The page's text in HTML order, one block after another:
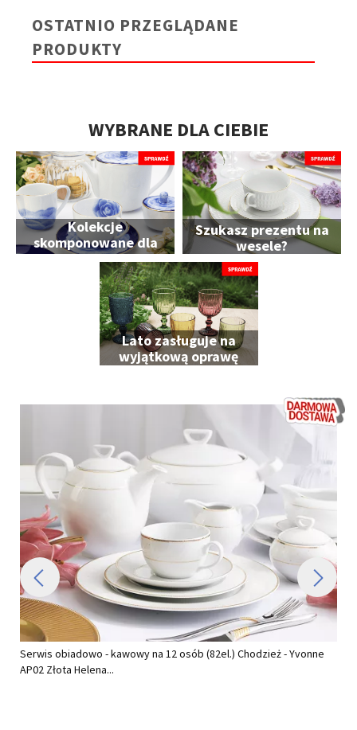
OSTATNIO PRZEGLĄDANE
PRODUKTY
WYBRANE DLA CIEBIE
Kolekcje
skomponowane dla
Ciebie
Szukasz prezentu na
wesele?
Lato zasługuje na
wyjątkową oprawę
Serwis obiadowo - kawowy na 12 osób (82el.) Chodzież - Yvonne
AP02 Złota Helena...